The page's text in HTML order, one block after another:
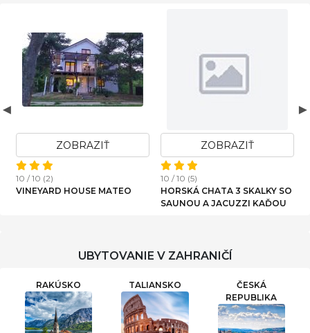
ZOBRAZIŤ
10 / 10 (2)
VINEYARD HOUSE MATEO
ZOBRAZIŤ
10 / 10 (5)
HORSKÁ CHATA 3 SKALKY SO
SAUNOU A JACUZZI KAĎOU
UBYTOVANIE V ZAHRANIČÍ
RAKÚSKO TALIANSKO
ČESKÁ
REPUBLIKA